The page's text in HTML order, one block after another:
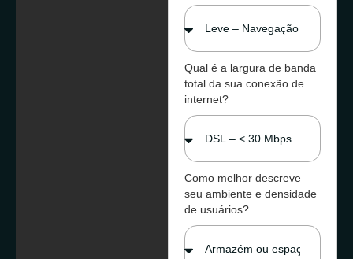
Qual é a largura de banda
total da sua conexão de
internet?
Como melhor descreve
seu ambiente e densidade
de usuários?